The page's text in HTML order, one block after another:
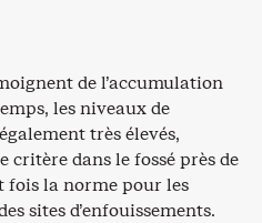
de l’accumulation
les niveaux de
très élevés,
critère dans le fossé près de
fois la norme pour les
sites d’enfouissements.